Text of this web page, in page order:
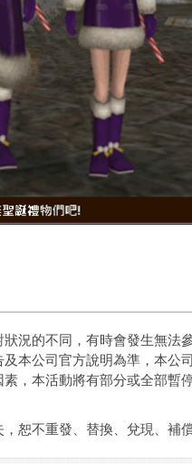
況的不同，有時會發生無法
本公司官方說明為準，本公
，本活動將有部分或全部暫
恕不重發、替換、兌現、補償